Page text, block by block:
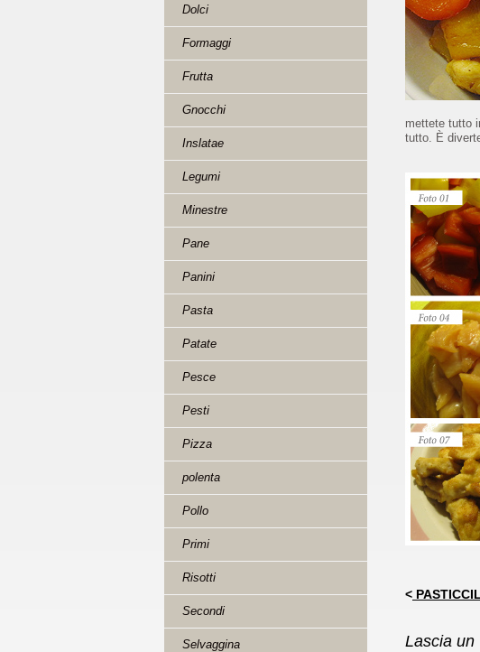
Dolci
Formaggi
Frutta
Gnocchi
Inslatae
Legumi
Minestre
Pane
Panini
Pasta
Patate
Pesce
Pesti
Pizza
polenta
Pollo
Primi
Risotti
Secondi
Selvaggina
mettete tutto
tutto. È
<
Lascia un